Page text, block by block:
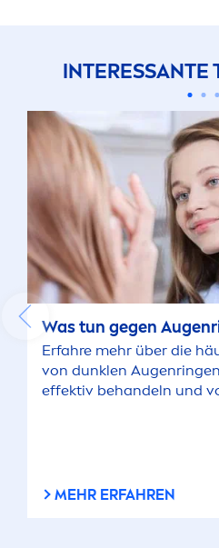
INTERESSANTE
Was tun gegen
Erfahre mehr über die
von dunklen
effektiv behandeln und
MEHR ERFAHREN